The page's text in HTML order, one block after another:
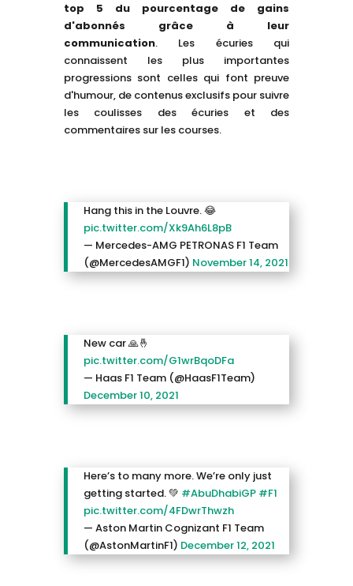
top 5 du pourcentage de gains
d'abonnés grâce à leur
communication. Les écuries qui
connaissent les plus importantes
progressions sont celles qui font preuve
d'humour, de contenus exclusifs pour suivre
les coulisses des écuries et des
commentaires sur les courses.
Hang this in the Louvre. 😂
pic.twitter.com/Xk9Ah6L8pB
— Mercedes-AMG PETRONAS F1 Team
(@MercedesAMGF1) November 14, 2021
New car 🙏🤞
pic.twitter.com/G1wrBqoDFa
— Haas F1 Team (@HaasF1Team)
December 10, 2021
Here’s to many more. We’re only just
getting started. 💚 #AbuDhabiGP #F1
pic.twitter.com/4FDwrThwzh
— Aston Martin Cognizant F1 Team
(@AstonMartinF1) December 12, 2021